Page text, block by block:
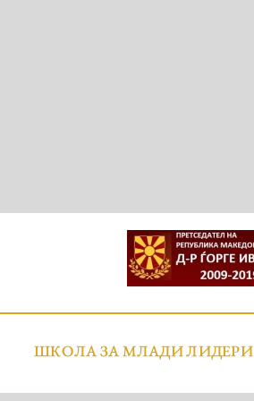
ШКОЛА ЗА МЛАДИ ЛИДЕРИ